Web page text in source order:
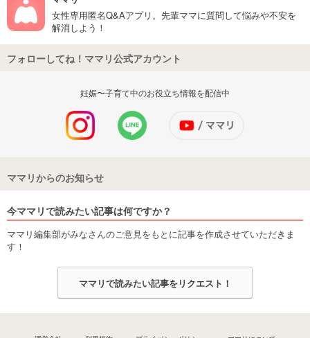
女性専用匿名Q&Aアプリ。先輩ママに質問して悩みや不安を
解消しよう！
フォローしてね！ママリ公式アカウント
妊娠〜子育て中のお役立ち情報を配信中
ママリからのお知らせ
今ママリで読みたい記事は何ですか？
ママリ編集部がみなさんのご意見をもとに記事を作成させていただきま
す！
ママリで読みたい記事をリクエスト！